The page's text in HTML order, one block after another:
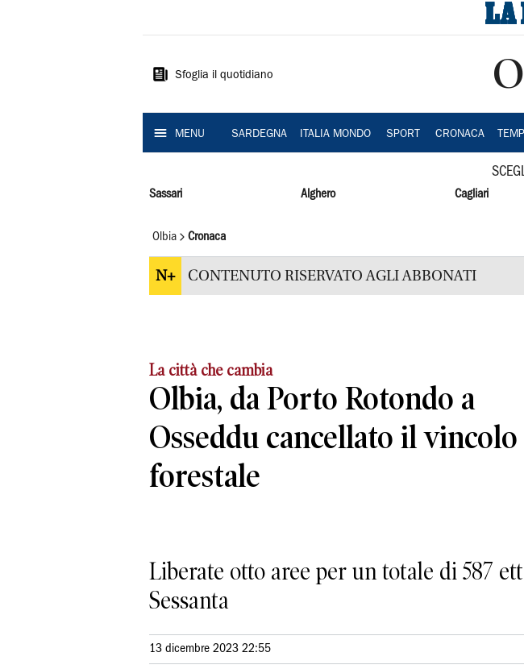
Sardegna
Sfoglia il quotidiano
MENU SARDEGNA ITALIA MONDO SPORT CRONACA
Sassari Alghero Cagliari
Olbia Cronaca
N+ CONTENUTO RISERVATO AGLI ABBONATI
La città che cambia
Olbia, da Porto Rotondo a
Osseddu cancellato il vincolo
forestale
Liberate otto aree per un totale di 587
Sessanta
13 dicembre 2023 22:55